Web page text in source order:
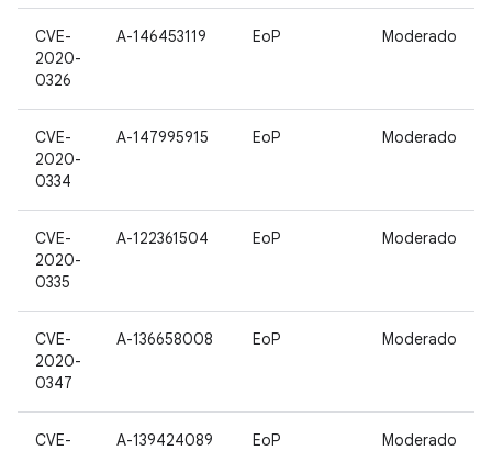
CVE-
2020-
0326
A-146453119 EoP Moderado
CVE-
2020-
0334
A-147995915 EoP Moderado
CVE-
2020-
0335
A-122361504 EoP Moderado
CVE-
2020-
0347
A-136658008 EoP Moderado
CVE-
A-139424089 EoP Moderado